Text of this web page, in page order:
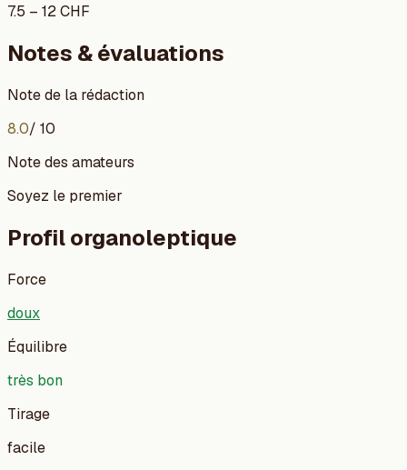
7.5 – 12CHF
Notes & évaluations
Note de la rédaction
8.0/ 10
Note des amateurs
Soyez le premier
Profil organoleptique
Force
doux
Équilibre
très bon
Tirage
facile